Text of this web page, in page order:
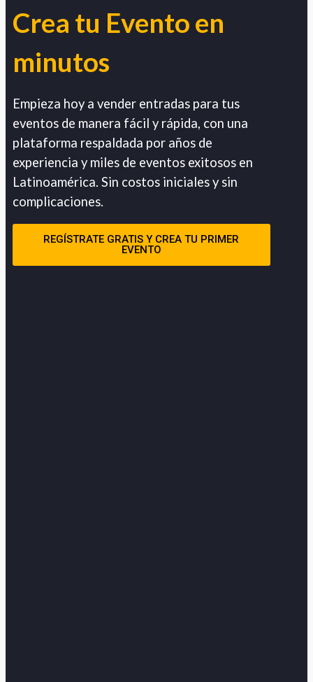
Crea tu Evento en
minutos
Empieza hoy a vender entradas para tus
eventos de manera fácil y rápida, con una
plataforma respaldada por años de
experiencia y miles de eventos exitosos en
Latinoamérica. Sin costos iniciales y sin
complicaciones.
REGÍSTRATE GRATIS Y CREA TU PRIMER
EVENTO